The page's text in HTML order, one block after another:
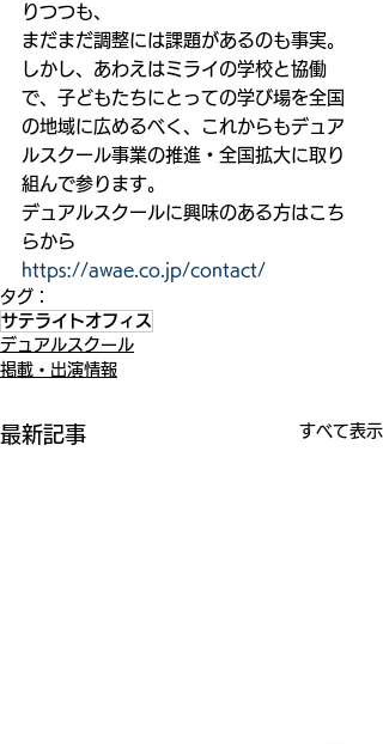
りつつも、
まだまだ調整には課題があるのも事実。
しかし、あわえはミライの学校と協働
で、子どもたちにとっての学び場を全国
の地域に広めるべく、これからもデュア
ルスクール事業の推進・全国拡大に取り
組んで参ります。
デュアルスクールに興味のある方はこち
らから
https://awae.co.jp/contact/
タグ：
サテライトオフィス
デュアルスクール
掲載・出演情報
最新記事 すべて表示